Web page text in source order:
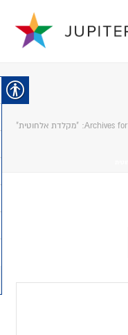
Archives for: "מקלדת אלחוטית"